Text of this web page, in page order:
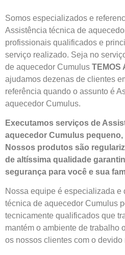
Somos especializados e
Assistência técnica de
profissionais qualificados e
serviço realizado. Seja no
de aquecedor Cumulus TEMOS
ajudamos dezenas de clientes
referência quando o assunto é
aquecedor Cumulus.
Executamos serviços de
aquecedor Cumulus
Nossos produtos são
de altíssima qualidade
segurança para você e sua
Nossa equipe é especializada e
técnica de aquecedor Cumulus
tecnicamente qualificados que
mantém o ambiente de trabalho
os nossos clientes com o